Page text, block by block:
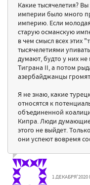
Какие тысячелетия?
империи было много
империю. Если
старую османскую
в чем смысл всех этих
тысячелетиями
думают, будто у них
Тиграна II, а потом
азербайджанцы
Я не знаю, какие
относятся к
объединенной
Кипра. Люди
этого не выйдет.
они успеют вовремя
1 ДЕКАБРЯ'2020